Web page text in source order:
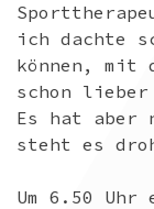
ich dachte
können, mit
schon lieber
Es hat aber
steht es
Um 6.50